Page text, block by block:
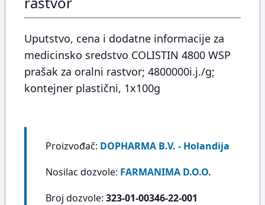
Uputstvo, cena i dodatne informacije za
medicinsko sredstvo COLISTIN 4800 WSP
prašak za oralni rastvor; 4800000i.j./g;
kontejner plastični, 1x100g
Proizvođač: DOPHARMA B.V. - Holandija
Nosilac dozvole: FARMANIMA D.O.O.
Broj dozvole: 323-01-00346-22-001